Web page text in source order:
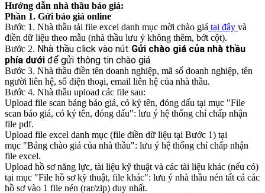
Hướng dẫn nhà thầu báo giá:
Phần 1. Gửi báo giá online
Bước 1. Nhà thầu tải file excel danh mục mời chào giá tại đây và
điền dữ liệu theo mẫu (nhà thầu lưu ý không thêm, bớt cột).
Bước 2. Nhà thầu click vào nút Gửi chào giá của nhà thầu
phía dưới để gửi thông tin chào giá.
Bước 3. Nhà thầu điền tên doanh nghiệp, mã số doanh nghiệp, tên
người liên hệ, số điện thoại, email liên hệ của nhà thầu.
Bước 4. Nhà thầu upload các file sau:
Upload file scan bảng báo giá, có ký tên, đóng dấu tại mục "File
scan báo giá, có ký tên, đóng dấu": lưu ý hệ thống chỉ chấp nhận
file pdf.
Upload file excel danh mục (file điền dữ liệu tại Bước 1) tại
mục "Bảng chào giá của nhà thầu": lưu ý hệ thống chỉ chấp nhận
file excel.
Upload hồ sơ năng lực, tài liệu kỹ thuật và các tài liệu khác (nếu có)
tại mục "File hồ sơ kỹ thuật, file khác": lưu ý nhà thầu nén tất cả các
hồ sơ vào 1 file nén (rar/zip) duy nhất.